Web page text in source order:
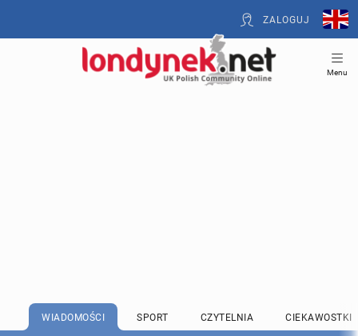
ZALOGUJ
Menu
WIADOMOŚCI SPORT CZYTELNIA CIEKAWOSTKI